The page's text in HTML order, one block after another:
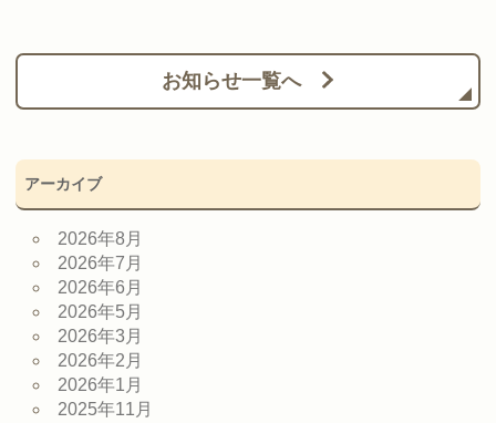
お知らせ一覧へ
アーカイブ
2026年8月
2026年7月
2026年6月
2026年5月
2026年3月
2026年2月
2026年1月
2025年11月